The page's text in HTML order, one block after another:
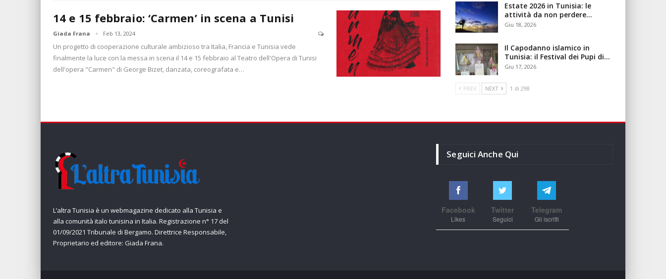
14 e 15 febbraio: ‘Carmen’ in scena a Tunisi
Giada Frana Feb 13, 2024
Un progetto di cooperazione culturale ambizioso tra Italia, Francia e Tunisia vede
finalmente la luce con la messa in scena il 14 e 15 febbraio al Teatro dell'Opera di Tunisi
dell'opera "Carmen" di George Bizet, danzata, coreografata e…
Estate 2026 in Tunisia: le
attività da non perdere…
Giu 18, 2026
Il Capodanno islamico in
Tunisia: il Festival dei Pupi di…
Giu 17, 2026
PREV NEXT 1 di 298
L’altra Tunisia è un webmagazine dedicato alla Tunisia e
alla comunità italo tunisina in Italia. Registrazione n° 17 del
01/09/2021 Tribunale di Bergamo. Direttrice Responsabile,
Proprietario ed editore: Giada Frana.
Seguici Anche Qui
Facebook
Likes
Twitter
Seguici
Telegram
Gli iscritti